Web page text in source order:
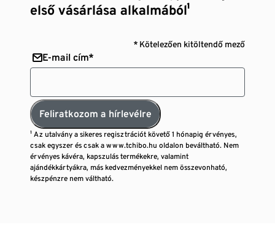
első vásárlása alkalmából¹
* Kötelezően kitöltendő mező
E-mail cím*
Feliratkozom a hírlevélre
¹ Az utalvány a sikeres regisztrációt követő 1 hónapig érvényes,
csak egyszer és csak a www.tchibo.hu oldalon beváltható. Nem
érvényes kávéra, kapszulás termékekre, valamint
ajándékkártyákra, más kedvezményekkel nem összevonható,
készpénzre nem váltható.